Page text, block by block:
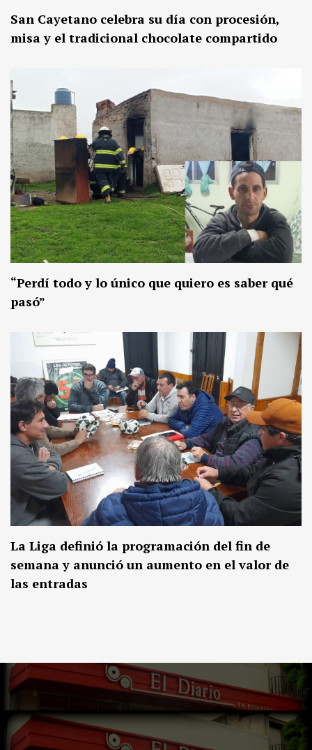
San Cayetano celebra su día con procesión,
misa y el tradicional chocolate compartido
“Perdí todo y lo único que quiero es saber qué
pasó”
La Liga definió la programación del fin de
semana y anunció un aumento en el valor de
las entradas